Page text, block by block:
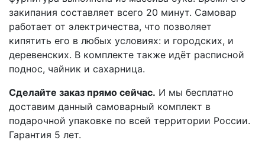
закипания составляет всего 20 минут. Самовар
работает от электричества, что позволяет
кипятить его в любых условиях: и городских, и
деревенских. В комплекте также идёт расписной
поднос, чайник и сахарница.
Сделайте заказ прямо сейчас. И мы бесплатно
доставим данный самоварный комплект в
подарочной упаковке по всей территории России.
Гарантия 5 лет.